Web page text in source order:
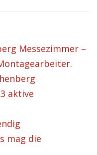
Messezimmer –
aktive
mag die